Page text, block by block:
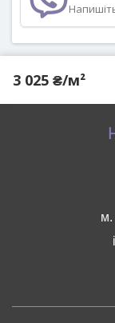
3 025 ₴/м²
м.